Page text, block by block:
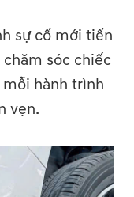
sự cố mới tiến
sóc chiếc
hành trình
vẹn.